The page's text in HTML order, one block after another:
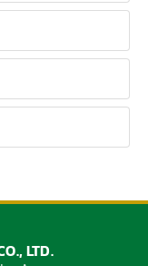
LTD.